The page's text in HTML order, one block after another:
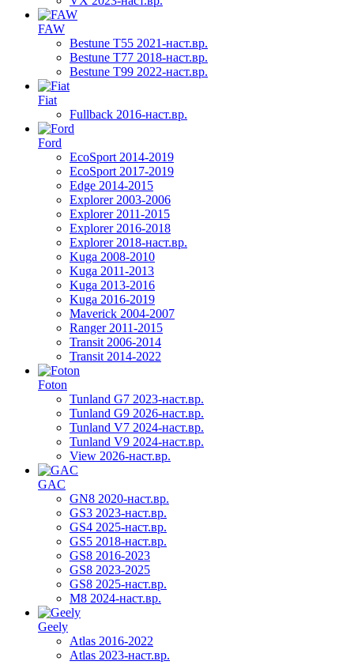
FAW
Bestune T55 2021-наст.вр.
Bestune T77 2018-наст.вр.
Bestune T99 2022-наст.вр.
Fiat
Fullback 2016-наст.вр.
Ford
EcoSport 2014-2019
EcoSport 2017-2019
Edge 2014-2015
Explorer 2003-2006
Explorer 2011-2015
Explorer 2016-2018
Explorer 2018-наст.вр.
Kuga 2008-2010
Kuga 2011-2013
Kuga 2013-2016
Kuga 2016-2019
Maverick 2004-2007
Ranger 2011-2015
Transit 2006-2014
Transit 2014-2022
Foton
Tunland G7 2023-наст.вр.
Tunland G9 2026-наст.вр.
Tunland V7 2024-наст.вр.
Tunland V9 2024-наст.вр.
View 2026-наст.вр.
GAC
GN8 2020-наст.вр.
GS3 2023-наст.вр.
GS4 2025-наст.вр.
GS5 2018-наст.вр.
GS8 2016-2023
GS8 2023-2025
GS8 2025-наст.вр.
M8 2024-наст.вр.
Geely
Atlas 2016-2022
Atlas 2023-наст.вр.